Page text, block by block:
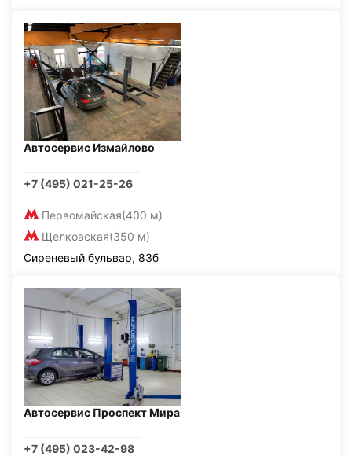
Автосервис Измайлово
+7 (495) 021-25-26
Первомайская(400 м)
Щелковская(350 м)
Сиреневый бульвар, 83б
Автосервис Проспект Мира
+7 (495) 023-42-98